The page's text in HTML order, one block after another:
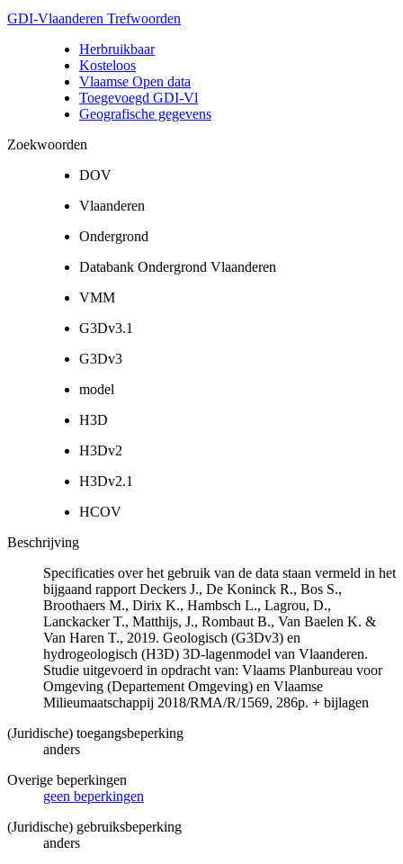
GDI-Vlaanderen Trefwoorden
Herbruikbaar
Kosteloos
Vlaamse Open data
Toegevoegd GDI-Vl
Geografische gegevens
Zoekwoorden
DOV
Vlaanderen
Ondergrond
Databank Ondergrond Vlaanderen
VMM
G3Dv3.1
G3Dv3
model
H3D
H3Dv2
H3Dv2.1
HCOV
Beschrijving
Specificaties over het gebruik van de data staan vermeld in het
bijgaand rapport Deckers J., De Koninck R., Bos S.,
Broothaers M., Dirix K., Hambsch L., Lagrou, D.,
Lanckacker T., Matthijs, J., Rombaut B., Van Baelen K. &
Van Haren T., 2019. Geologisch (G3Dv3) en
hydrogeologisch (H3D) 3D-lagenmodel van Vlaanderen.
Studie uitgevoerd in opdracht van: Vlaams Planbureau voor
Omgeving (Departement Omgeving) en Vlaamse
Milieumaatschappij 2018/RMA/R/1569, 286p. + bijlagen
(Juridische) toegangsbeperking
anders
Overige beperkingen
geen beperkingen
(Juridische) gebruiksbeperking
anders